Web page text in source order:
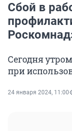
Сбой в
Сегодня
при
24 января 2024, 11:00